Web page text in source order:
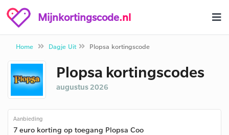
Mijnkortingscode.nl
Home Dagje Uit Plopsa kortingscode
Plopsa kortingscodes
augustus 2026
Aanbieding
7 euro korting op toegang Plopsa Coo